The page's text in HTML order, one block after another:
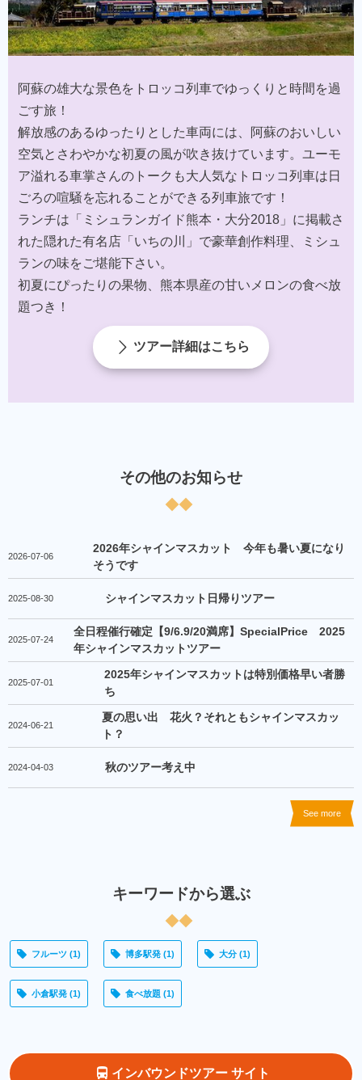
阿蘇の雄大な景色をトロッコ列車でゆっくりと時間を過
ごす旅！​
解放感のあるゆったりとした車両には、阿蘇のおいしい
空気とさわやかな初夏の風が吹き抜けています。ユーモ
ア溢れる車掌さんのトークも大人気なトロッコ列車は日
ごろの喧騒を忘れることができる列車旅です！​
ランチは「ミシュランガイド熊本・大分2018」に掲載さ
れた隠れた有名店「いちの川」で豪華創作料理、ミシュ
ランの味をご堪能下さい。​
初夏にぴったりの果物、熊本県産の甘いメロンの食べ放
題つき！​
ツアー詳細はこちら
その他のお知らせ
2026-07-06
2026年シャインマスカット 今年も暑い夏になり
そうです
2025-08-30 シャインマスカット日帰りツアー
2025-07-24
全日程催行確定【9/6.9/20満席】SpecialPrice 2025
年シャインマスカットツアー
2025-07-01
2025年シャインマスカットは特別価格早い者勝
ち
2024-06-21
夏の思い出 花火？それともシャインマスカッ
ト？
2024-04-03 秋のツアー考え中
See more
キーワードから選ぶ
フルーツ (1) 博多駅発 (1) 大分 (1)
小倉駅発 (1) 食べ放題 (1)
インバウンドツアー サイト